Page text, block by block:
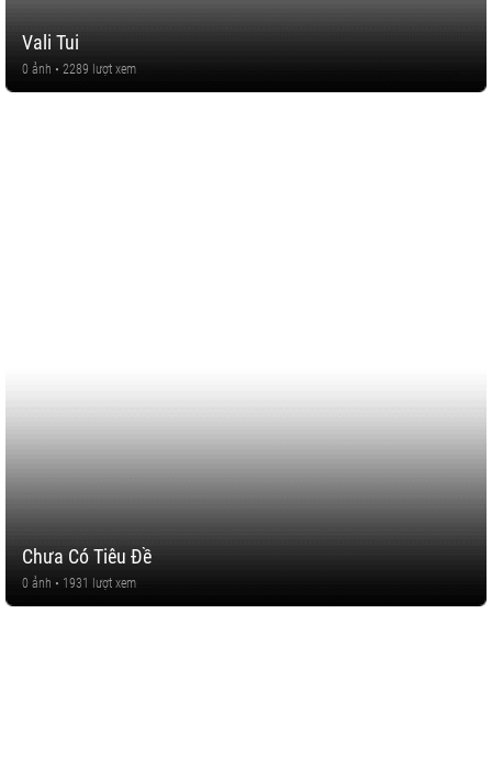
Vali Tui
0 ảnh • 2289 lượt xem
Chưa Có Tiêu Đề
0 ảnh • 1931 lượt xem